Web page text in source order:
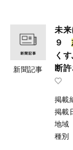
新聞記事
未
９
く
断
掲載
掲載
地域
種別